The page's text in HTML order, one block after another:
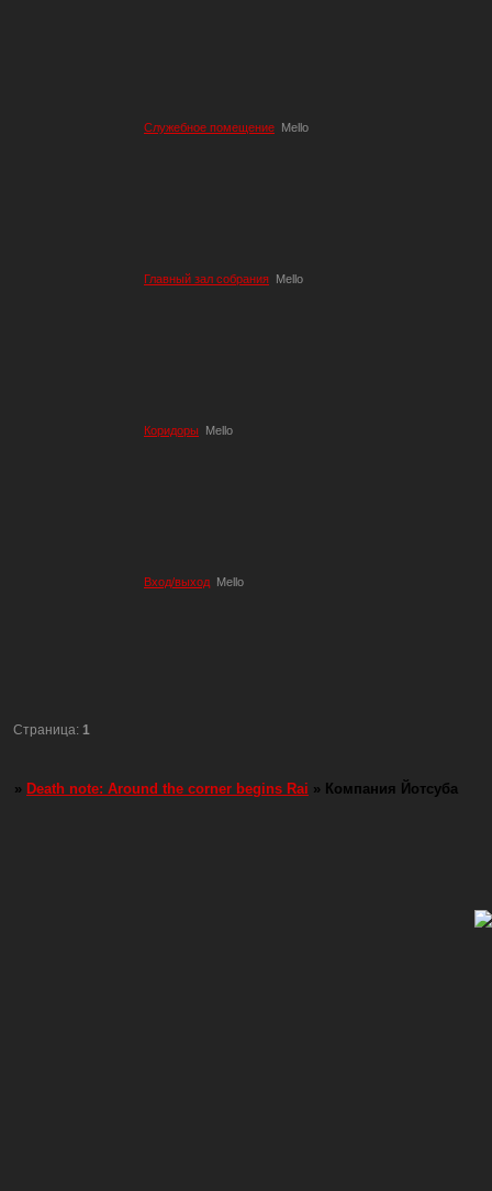
Служебное помещение Mello
Главный зал собрания Mello
Коридоры Mello
Вход/выход Mello
Страница:1
» Death note: Around the corner begins Rai » Компания Йотсуба